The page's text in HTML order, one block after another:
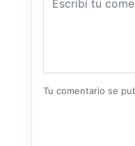
Tu comentario se